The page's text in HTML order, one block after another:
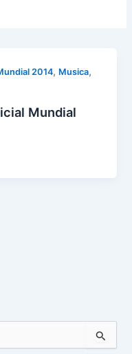
2014, Musica,
Mundial